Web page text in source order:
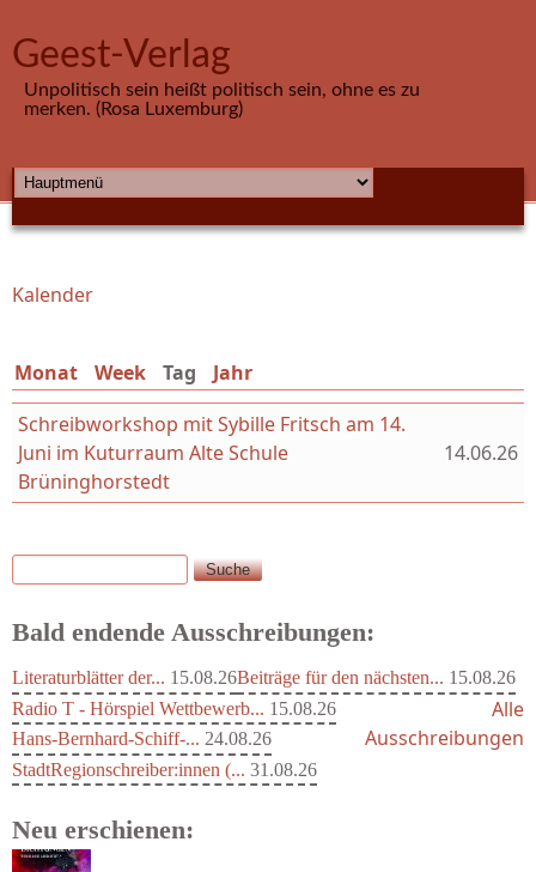
Geest-Verlag
Unpolitisch sein heißt politisch sein, ohne es zu
merken. (Rosa Luxemburg)
HAUPTMENÜ
Sie sind hier
Kalender
Monat Week Tag (aktiver Reiter)
Jahr
Schreibworkshop mit Sybille Fritsch am 14.
Juni im Kuturraum Alte Schule
Brüninghorstedt
14.06.26
Suchformular
Suche
Bald endende Ausschreibungen:
Literaturblätter der... 15.08.26Beiträge für den nächsten... 15.08.26
Radio T - Hörspiel Wettbewerb... 15.08.26
Hans-Bernhard-Schiff-... 24.08.26
StadtRegionschreiber:innen (... 31.08.26
Alle
Ausschreibungen
Neu erschienen: